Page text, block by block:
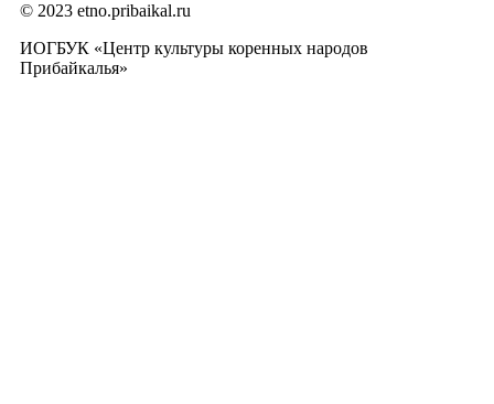
© 2023 etno.pribaikal.ru
ИОГБУК «Центр культуры коренных народов
Прибайкалья»